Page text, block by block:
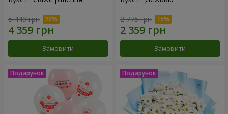
5 449 грн
Замовити
2 775 грн
Замовити